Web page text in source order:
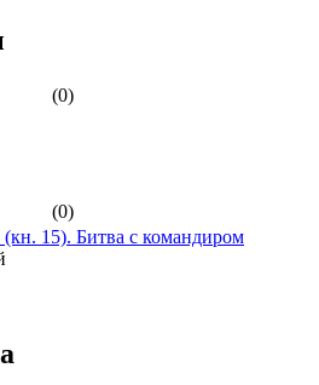
(0)
(0)
15). Битва с командиром